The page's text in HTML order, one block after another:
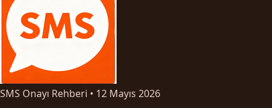
SMS Onayı Rehberi • 12 Mayıs 2026